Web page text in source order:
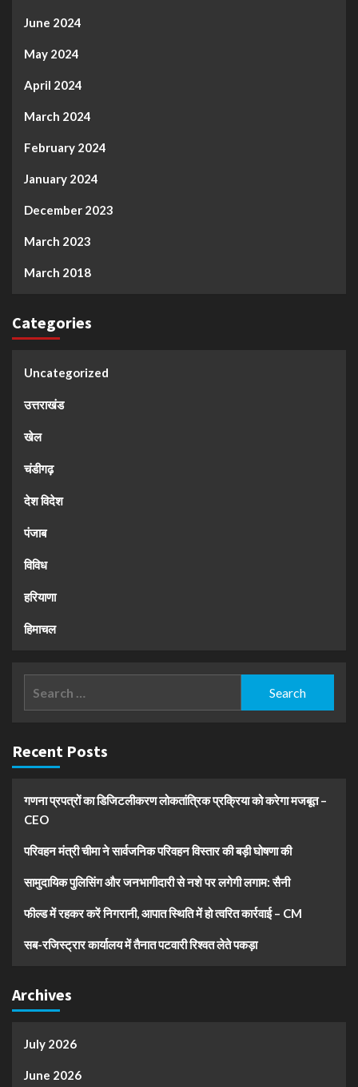
June 2024
May 2024
April 2024
March 2024
February 2024
January 2024
December 2023
March 2023
March 2018
Categories
Uncategorized
उत्तराखंड
खेल
चंडीगढ़
देश विदेश
पंजाब
विविध
हरियाणा
हिमाचल
Recent Posts
गणना प्रपत्रों का डिजिटलीकरण लोकतांत्रिक प्रक्रिया को करेगा मजबूत –
CEO
परिवहन मंत्री चीमा ने सार्वजनिक परिवहन विस्तार की बड़ी घोषणा की
सामुदायिक पुलिसिंग और जनभागीदारी से नशे पर लगेगी लगाम: सैनी
फील्ड में रहकर करें निगरानी, आपात स्थिति में हो त्वरित कार्रवाई – CM
सब-रजिस्ट्रार कार्यालय में तैनात पटवारी रिश्वत लेते पकड़ा
Archives
July 2026
June 2026